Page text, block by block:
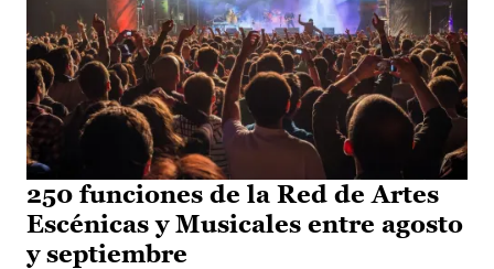
250 funciones de la Red de Artes
Escénicas y Musicales entre agosto
y septiembre